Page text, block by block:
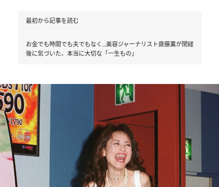
最初から記事を読む
お金でも時間でも夫でもなく…美容ジャーナリスト齋藤薫が閉経
後に気づいた、本当に大切な「一生もの」